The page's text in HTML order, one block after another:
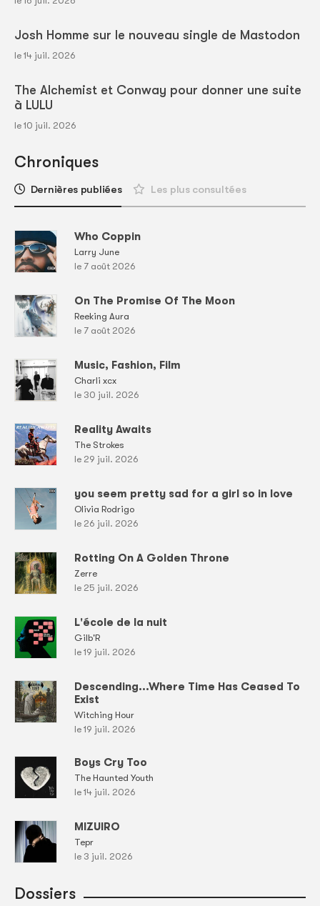
Josh Homme sur le nouveau single de Mastodon
le 14 juil. 2026
The Alchemist et Conway pour donner une suite
à LULU
le 10 juil. 2026
Chroniques
Dernières publiées Les plus consultées
Who Coppin
Larry June
le 7 août 2026
On The Promise Of The Moon
Reeking Aura
le 7 août 2026
Music, Fashion, Film
Charli xcx
le 30 juil. 2026
Reality Awaits
The Strokes
le 29 juil. 2026
you seem pretty sad for a girl so in love
Olivia Rodrigo
le 26 juil. 2026
Rotting On A Golden Throne
Zerre
le 25 juil. 2026
L'école de la nuit
Gilb'R
le 19 juil. 2026
Descending...Where Time Has Ceased To
Exist
Witching Hour
le 19 juil. 2026
Boys Cry Too
The Haunted Youth
le 14 juil. 2026
MIZUIRO
Tepr
le 3 juil. 2026
Dossiers